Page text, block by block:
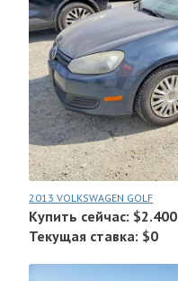
2013 VOLKSWAGEN GOLF
Купить сейчас: $2.400
Текущая ставка: $0